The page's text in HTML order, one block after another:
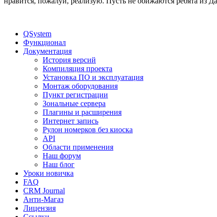
QSystem
Функционал
Документация
История версий
Компиляция проекта
Установка ПО и эксплуатация
Монтаж оборудования
Пункт регистрации
Зональные сервера
Плагины и расширения
Интернет запись
Рулон номерков без киоска
API
Области применения
Наш форум
Наш блог
Уроки новичка
FAQ
CRM Journal
Анти-Магаз
Лицензия